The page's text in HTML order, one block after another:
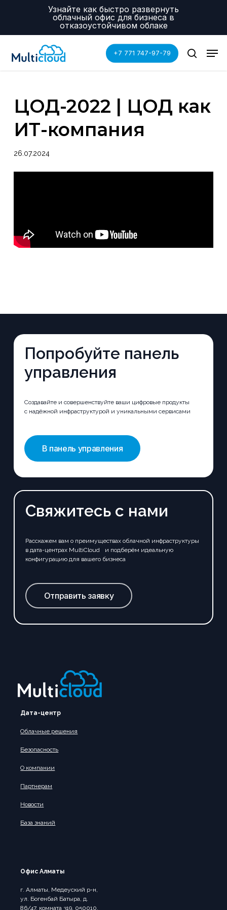
Узнайте как быстро развернуть
облачный офис для бизнеса в
отказоустойчивом облаке
+7 771 747-97-79
search
ЦОД-2022 | ЦОД как
ИТ-компания
26.07.2024
Попробуйте панель
управления
Создавайте и совершенствуйте ваши цифровые продукты
с надёжной инфраструктурой и уникальными сервисами
В панель управления
Свяжитесь с нами
Расскажем вам о преимуществах облачной инфраструктуры
в дата-центрах MultiCloud и подберём идеальную
конфигурацию для вашего бизнеса
Отправить заявку
Дата-центр
Облачные решения
Безопасность
О компании
Партнерам
Новости
База знаний
Офис Алматы
г. Алматы, Медеуский р-н,
ул. Богенбай Батыра, д.
86/47, комната 319, 050010,